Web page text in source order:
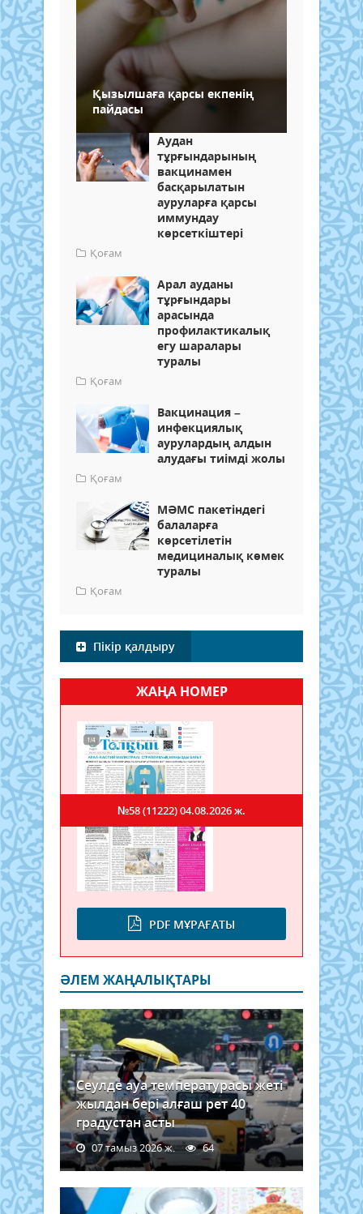
Қызылшаға қарсы екпенің
пайдасы
Аудан
тұрғындарының
вакцинамен
басқарылатын
ауруларға қарсы
иммундау
көрсеткіштері
Қоғам
Арал ауданы
тұрғындары
арасында
профилактикалық
егу шаралары
туралы
Қоғам
Вакцинация –
инфекциялық
аурулардың алдын
алудағы тиімді жолы
Қоғам
МӘМС пакетіндегі
балаларға
көрсетілетін
медициналық көмек
туралы
Қоғам
Пікір қалдыру
ЖАҢА НОМЕР
PDF МҰРАҒАТЫ
№58 (11222)04.08.2026 ж.
ӘЛЕМ ЖАҢАЛЫҚТАРЫ
Сеулде ауа температурасы жеті
жылдан бері алғаш рет 40
градустан асты
07 тамыз 2026 ж. 64